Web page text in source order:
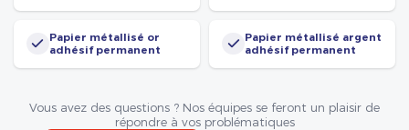
Papier métallisé or
adhésif permanent
Papier métallisé argent
adhésif permanent
Vous avez des questions ? Nos équipes se feront un plaisir de
répondre à vos problématiques